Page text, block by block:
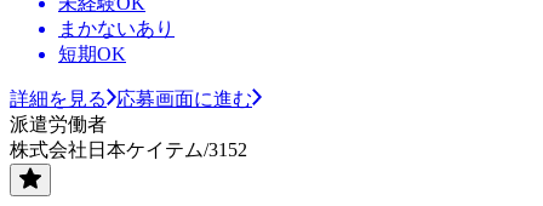
まかないあり
短期OK
詳細を見る
応募画面に進む
派遣労働者
株式会社日本ケイテム/3152